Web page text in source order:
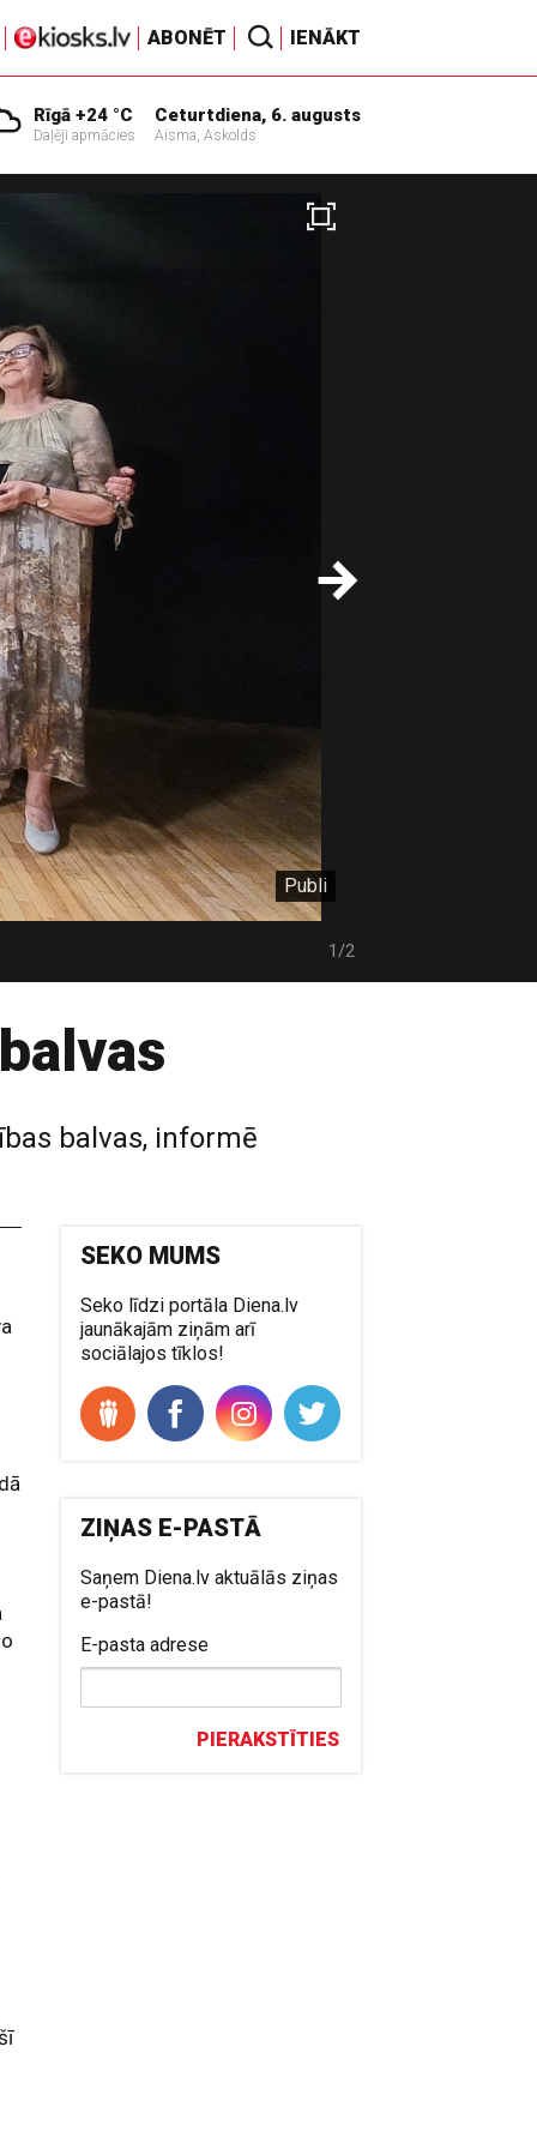
ABONĒT IENĀKT
Rīgā +24 °C
Daļēji apmācies
Ceturtdiena, 6. augusts
Aisma, Askolds
Publi
1/2
balvas, informē
SEKO MUMS
Seko līdzi portāla Diena.lv
jaunākajām ziņām arī
sociālajos tīklos!
ZIŅAS E-PASTĀ
Saņem Diena.lv aktuālās ziņas
e-pastā!
E-pasta adrese
PIERAKSTĪTIES